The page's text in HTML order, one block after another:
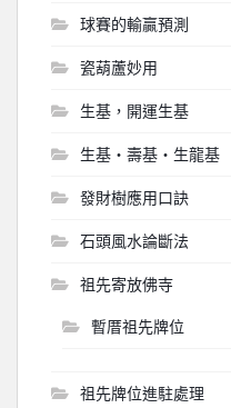
球賽的輸贏預測
瓷葫蘆妙用
生基，開運生基
生基‧壽基‧生龍基
發財樹應用口訣
石頭風水論斷法
祖先寄放佛寺
暫厝祖先牌位
祖先牌位進駐處理